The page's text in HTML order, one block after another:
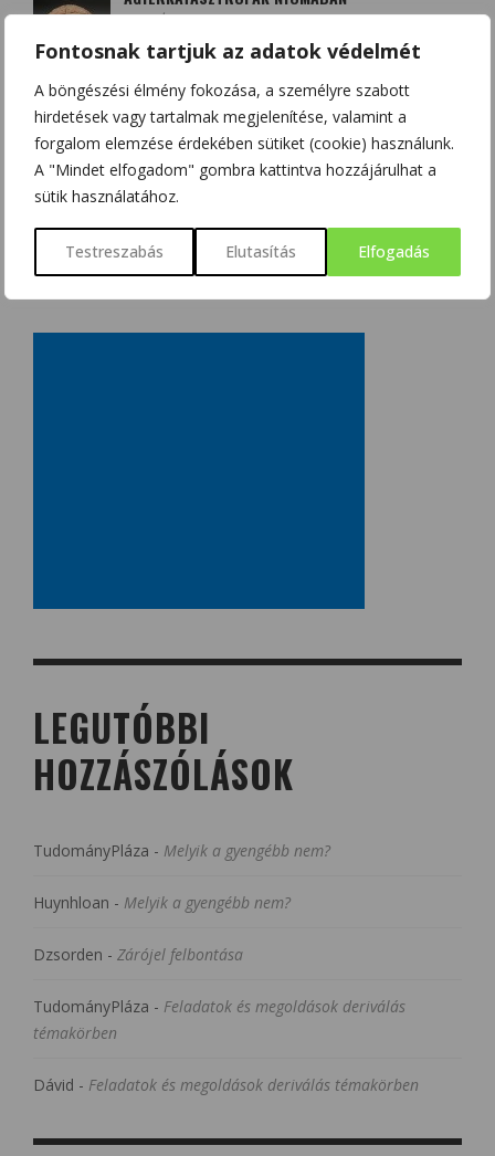
Fontosnak tartjuk az adatok védelmét
A böngészési élmény fokozása, a személyre szabott
hirdetések vagy tartalmak megjelenítése, valamint a
forgalom elemzése érdekében sütiket (cookie) használunk.
A "Mindet elfogadom" gombra kattintva hozzájárulhat a
sütik használatához.
Testreszabás Elutasítás Elfogadás
A LEKOPOGÁS BABONÁJA
SZOBOSZLAI KRISZTINA 2018/03/15
LEGUTÓBBI
HOZZÁSZÓLÁSOK
TudományPláza - Melyik a gyengébb nem?
Huynhloan - Melyik a gyengébb nem?
Dzsorden - Zárójel felbontása
TudományPláza - Feladatok és megoldások deriválás
témakörben
Dávid - Feladatok és megoldások deriválás témakörben